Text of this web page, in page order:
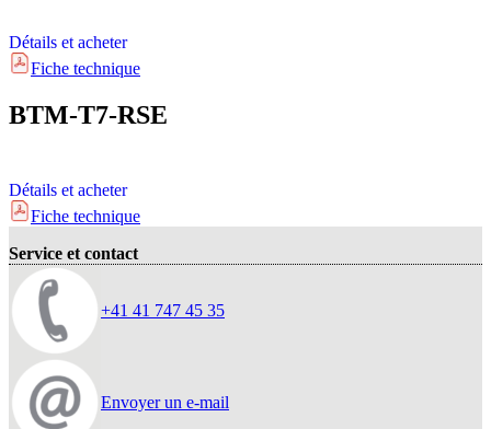
Détails et acheter
Fiche technique
BTM-T7-RSE
Détails et acheter
Fiche technique
Service et contact
+41 41 747 45 35
Envoyer un e-mail